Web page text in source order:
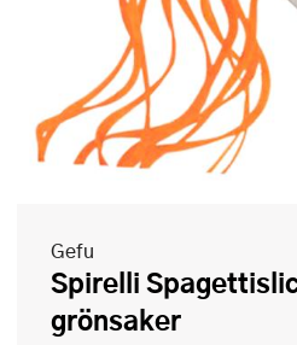
Gefu
Spirelli Spagettislicer 2.0 för
grönsaker